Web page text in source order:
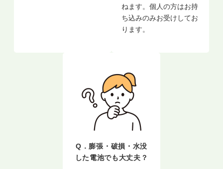
ねます。個人の方はお持
ち込みのみお受けしてお
ります。
Q．膨張・破損・水没
した電池でも大丈夫？